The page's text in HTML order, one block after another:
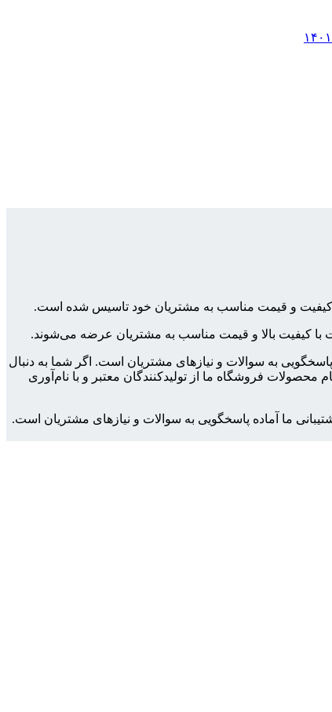
با کیفیت و قیمت مناسب به مشتریان خود تاسیس شده است.
با کیفیت بالا و قیمت مناسب به مشتریان عرضه می‌شوند.
به سوالات و نیازهای مشتریان است. اگر شما به دنبال
فروشگاه ما از تولیدکنندگان معتبر و با نام‌آوری
ما آماده پاسخگویی به سوالات و نیازهای مشتریان است.